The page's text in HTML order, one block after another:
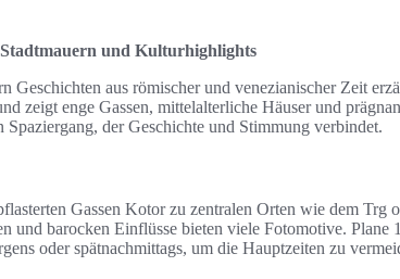
und Kulturhighlights
Geschichten aus römischer und venezianischer Zeit
zeigt enge Gassen, mittelalterliche Häuser und
Spaziergang, der Geschichte und Stimmung verbindet.
Gassen Kotor zu zentralen Orten wie dem Trg
und barocken Einflüsse bieten viele Fotomotive. Plane
oder spätnachmittags, um die Hauptzeiten zu